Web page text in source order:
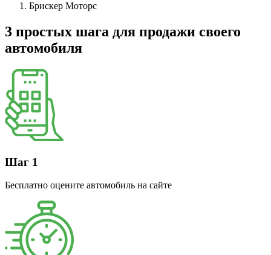
Брискер Моторс
3 простых шага для продажи своего
автомобиля
Шаг 1
Бесплатно оцените автомобиль на сайте